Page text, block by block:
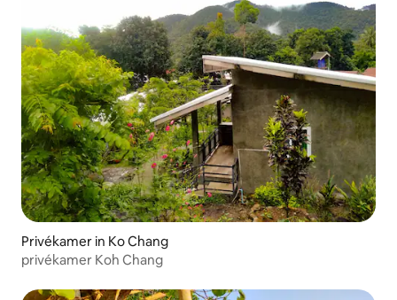
Privékamer in Ko Chang
privékamer Koh Chang